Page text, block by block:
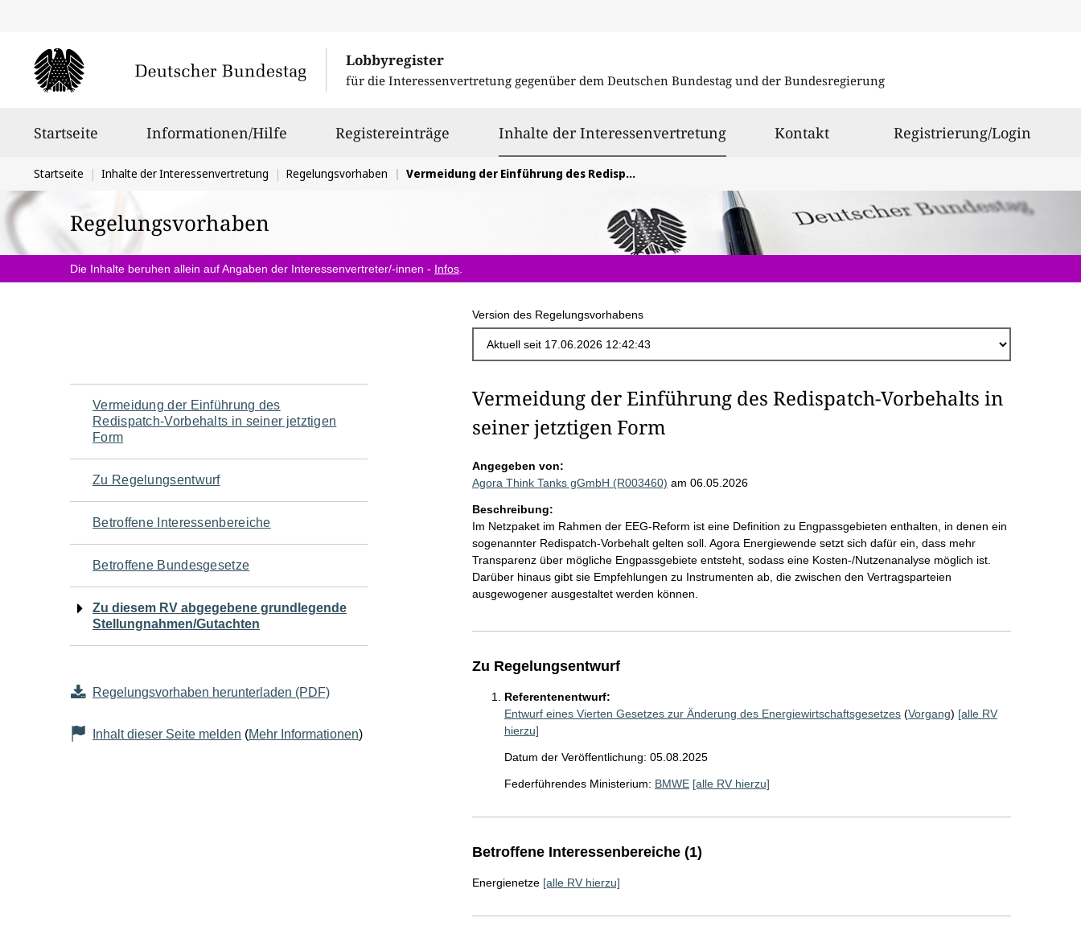
Lobbyregister
für die Interessenvertretung gegenüber dem Deutschen Bundestag und der Bundesregierung
Startseite Informationen/Hilfe Registereinträge Inhalte der Interessenvertretungausgewählt
Kontakt Registrierung/Login
Sie
befinden
sich
hier:
Startseite Inhalte der Interessenvertretung Regelungsvorhaben Vermeidung der Einführung des Redispatch-Vorbehalts in seiner jetztigen Form
Regelungsvorhaben
Die Inhalte beruhen allein auf Angaben der Interessenvertreter/-innen - Infos
Version des Regelungsvorhabens
Navigation
für
den
Seiteninhalt
Vermeidung der Einführung des
Redispatch-Vorbehalts in seiner jetztigen
Form
Zu Regelungsentwurf
Betroffene Interessenbereiche
Betroffene Bundesgesetze
Zu diesem RV abgegebene grundlegende
Stellungnahmen/Gutachten
Regelungsvorhaben herunterladen (PDF)
Inhalt dieser Seite melden (Mehr Informationen)
Vermeidung der Einführung des Redispatch-Vorbehalts in
seiner jetztigen Form
Angegeben von:
Agora Think Tanks gGmbH (R003460) am 06.05.2026
Beschreibung:
Im Netzpaket im Rahmen der EEG-Reform ist eine Definition zu Engpassgebieten enthalten, in denen ein
sogenannter Redispatch-Vorbehalt gelten soll. Agora Energiewende setzt sich dafür ein, dass mehr
Transparenz über mögliche Engpassgebiete entsteht, sodass eine Kosten-/Nutzenanalyse möglich ist.
Darüber hinaus gibt sie Empfehlungen zu Instrumenten ab, die zwischen den Vertragsparteien
ausgewogener ausgestaltet werden können.
Zu Regelungsentwurf
Referentenentwurf:
Entwurf eines Vierten Gesetzes zur Änderung des Energiewirtschaftsgesetzes(Vorgang) [alle RV
hierzu]
Datum der Veröffentlichung: 05.08.2025
Federführendes Ministerium: BMWE [alle RV hierzu]
Betroffene Interessenbereiche (1)
Energienetze [alle RV hierzu]